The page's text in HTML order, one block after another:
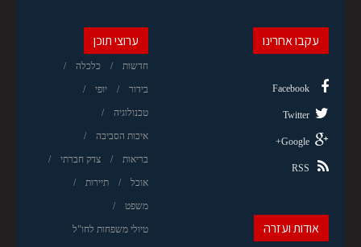
ערוצי תוכן
חדשות כלכלה
בידור יופי
טכנולוגיה
איכות הסביבה
בריאות צדק חברתי
אוכל תיירות
משפט
טיולי משפחות לחו"ל
עקבו אחרינו
Facebook
Twitter
Google+
RSS
אודות ועזרה